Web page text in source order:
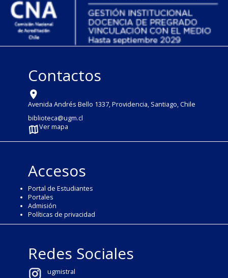
Contactos
Avenida Andrés Bello 1337, Providencia, Santiago, Chile
biblioteca@ugm.cl
Ver mapa
Accesos
Portal de Estudiantes
Portales
Admisión
Políticas de privacidad
Redes Sociales
ugmistral